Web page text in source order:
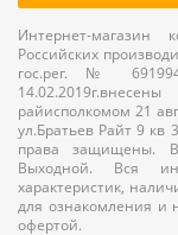
Интернет-магазин
Российских
гос.рег. №
райисполкомом 21
ул.Братьев Райт 9 кв
права защищены.
Выходной. Вся
характеристик,
для ознакомления и
офертой.